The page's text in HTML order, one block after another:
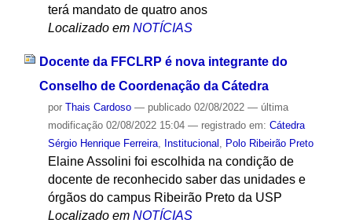
terá mandato de quatro anos
Localizado em NOTÍCIAS
Docente da FFCLRP é nova integrante do
Conselho de Coordenação da Cátedra
por Thais Cardoso — publicado02/08/2022 — última
modificação02/08/2022 15:04 — registrado em: Cátedra
Sérgio Henrique Ferreira, Institucional Polo Ribeirão Preto
Elaine Assolini foi escolhida na condição de
docente de reconhecido saber das unidades e
órgãos do campus Ribeirão Preto da USP
Localizado em NOTÍCIAS